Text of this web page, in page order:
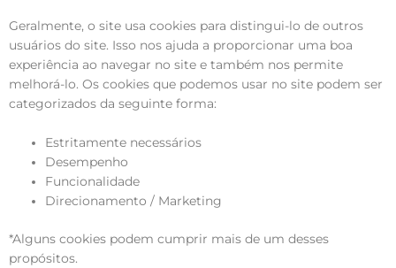
Geralmente, o site usa cookies para distingui-lo de outros
usuários do site. Isso nos ajuda a proporcionar uma boa
experiência ao navegar no site e também nos permite
melhorá-lo. Os cookies que podemos usar no site podem ser
categorizados da seguinte forma:
Estritamente necessários
Desempenho
Funcionalidade
Direcionamento / Marketing
*Alguns cookies podem cumprir mais de um desses
propósitos.